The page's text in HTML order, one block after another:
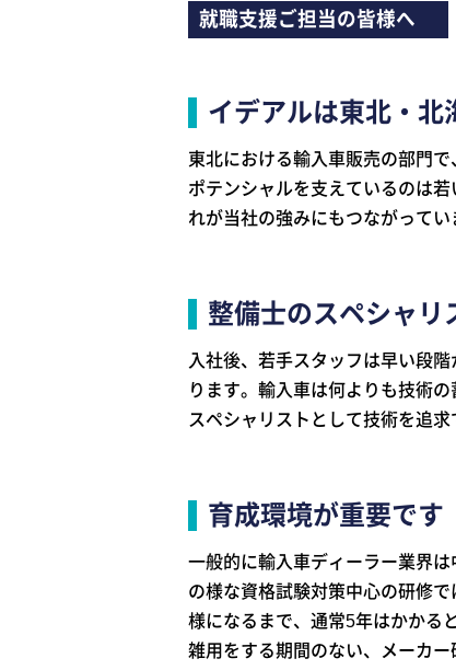
就職支援ご担当の皆様へ
イデアルは東北・北
東北における輸入車販売の部門
ポテンシャルを支えているのは
れが当社の強みにもつながってい
整備士のスペシャリ
入社後、若手スタッフは早い段
ります。輸入車は何よりも技術
スペシャリストとして技術を追
育成環境が重要です
一般的に輸入車ディーラー業界
の様な資格試験対策中心の研修
様になるまで、通常5年はかかる
雑用をする期間のない、メーカ